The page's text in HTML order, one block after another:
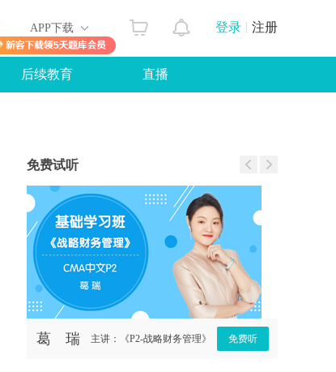
登录 注册
APP下载
后续教育 直播
免费试听
葛 瑞 主讲：《P2-战略财务管理》 免费听